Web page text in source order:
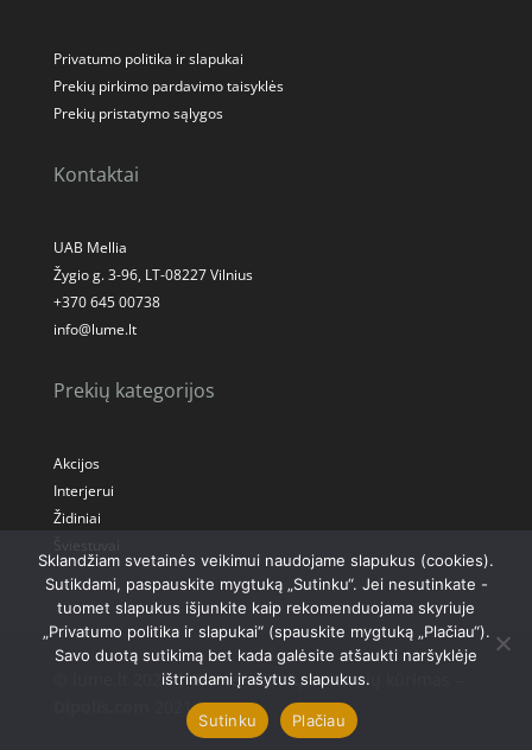
Privatumo politika ir slapukai
Prekių pirkimo pardavimo taisyklės
Prekių pristatymo sąlygos
Kontaktai
UAB Mellia
Žygio g. 3-96, LT-08227 Vilnius
+370 645 00738
info@lume.lt
Prekių kategorijos
Akcijos
Interjerui
Židiniai
© lume.lt 2021 | © Internetinių svetainių kūrimas –
2021
Sklandžiam svetainės veikimui naudojame slapukus (cookies).
Sutikdami, paspauskite mygtuką „Sutinku“. Jei nesutinkate -
tuomet slapukus išjunkite kaip rekomenduojama skyriuje
„Privatumo politika ir slapukai“ (spauskite mygtuką „Plačiau“).
Savo duotą sutikimą bet kada galėsite atšaukti naršyklėje
ištrindami įrašytus slapukus.
Sutinku Plačiau